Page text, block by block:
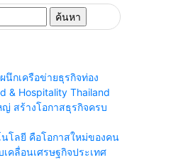
นึกเครือข่ายธุรกิจท่อง
& Hospitality Thailand
สร้างโอกาสธุรกิจครบ
โลยี คือโอกาสใหม่ของคน
คลื่อนเศรษฐกิจประเทศ